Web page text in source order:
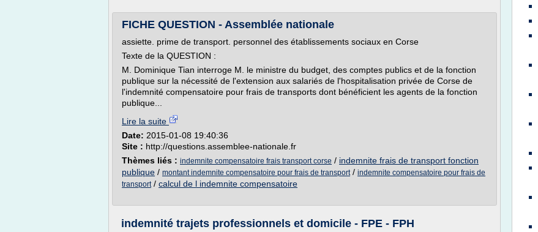
FICHE QUESTION - Assemblée nationale
assiette. prime de transport. personnel des établissements sociaux en Corse
Texte de la QUESTION :
M. Dominique Tian interroge M. le ministre du budget, des comptes publics et de la fonction
publique sur la nécessité de l'extension aux salariés de l'hospitalisation privée de Corse de
l'indemnité compensatoire pour frais de transports dont bénéficient les agents de la fonction
publique...
Lire la suite
Date: 2015-01-08 19:40:36
Site : http://questions.assemblee-nationale.fr
Thèmes liés : indemnite compensatoire frais transport corse / indemnite frais de transport fonction
publique / montant indemnite compensatoire pour frais de transport/ indemnite compensatoire pour frais de
transport/ calcul de l indemnite compensatoire
indemnité trajets professionnels et domicile - FPE - FPH